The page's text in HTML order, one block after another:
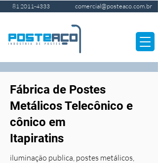
81 2011-4333 comercial@posteaco.com.br
Fábrica de Postes
Metálicos Telecônico e
cônico em
Itapiratins
iluminação publica, postes metálicos,